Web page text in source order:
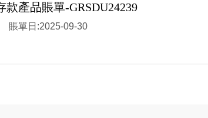
款產品賬單-GRSDU24239
賬單日:2025-09-30